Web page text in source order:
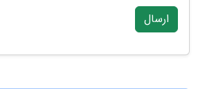
ارسال